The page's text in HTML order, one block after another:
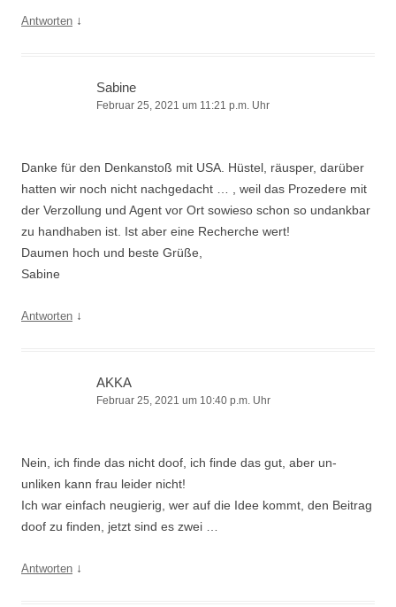
Antworten ↓
Sabine
Februar 25, 2021 um 11:21 p.m. Uhr
Danke für den Denkanstoß mit USA. Hüstel, räusper, darüber
hatten wir noch nicht nachgedacht … , weil das Prozedere mit
der Verzollung und Agent vor Ort sowieso schon so undankbar
zu handhaben ist. Ist aber eine Recherche wert!
Daumen hoch und beste Grüße,
Sabine
Antworten ↓
AKKA
Februar 25, 2021 um 10:40 p.m. Uhr
Nein, ich finde das nicht doof, ich finde das gut, aber un-
unliken kann frau leider nicht!
Ich war einfach neugierig, wer auf die Idee kommt, den Beitrag
doof zu finden, jetzt sind es zwei …
Antworten ↓